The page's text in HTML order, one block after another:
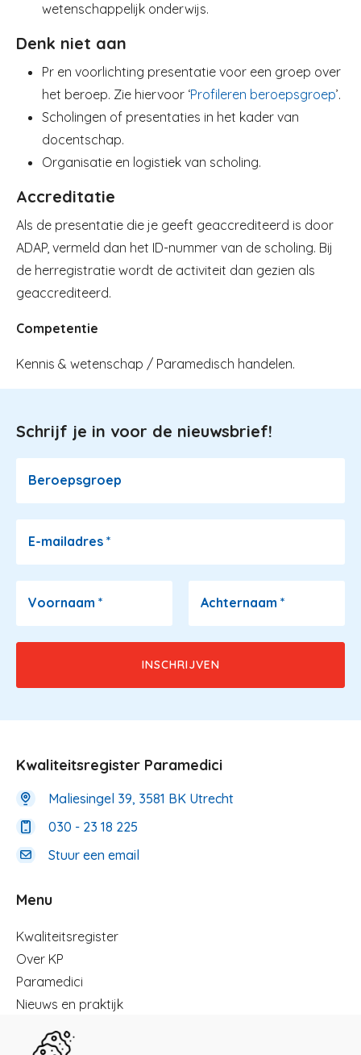
wetenschappelijk onderwijs.
Denk niet aan
Pr en voorlichting presentatie voor een groep over
het beroep. Zie hiervoor ‘Profileren beroepsgroep’.
Scholingen of presentaties in het kader van
docentschap.
Organisatie en logistiek van scholing.
Accreditatie
Als de presentatie die je geeft geaccrediteerd is door
ADAP, vermeld dan het ID-nummer van de scholing. Bij
de herregistratie wordt de activiteit dan gezien als
geaccrediteerd.
Competentie
Kennis & wetenschap / Paramedisch handelen.
Image
Schrijf je in voor de nieuwsbrief!
Beroepsgroep
E-mailadres *
Voornaam * Achternaam *
Kwaliteitsregister Paramedici
Maliesingel 39, 3581 BK Utrecht
030 - 23 18 225
Stuur een email
Menu
Menu
Kwaliteitsregister
Over KP
Paramedici
Nieuws en praktijk
Registreren
Kennisbibliotheek